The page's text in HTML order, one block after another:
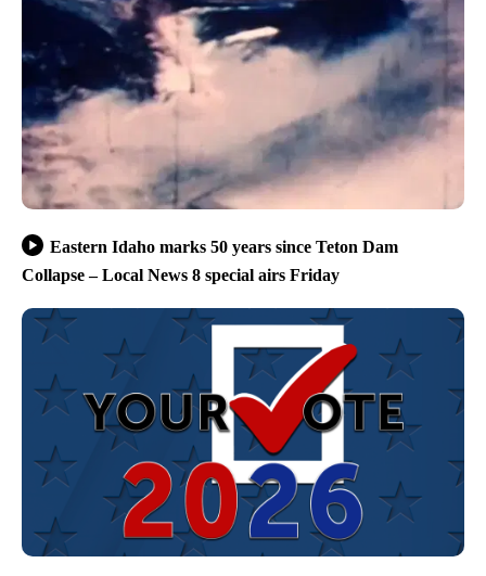
Eastern Idaho marks 50 years since Teton Dam
Collapse – Local News 8 special airs Friday